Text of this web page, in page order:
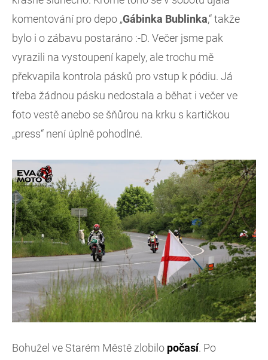
komentování pro depo „Gábinka Bublinka,“ takže
bylo i o zábavu postaráno :-D. Večer jsme pak
vyrazili na vystoupení kapely, ale trochu mě
překvapila kontrola pásků pro vstup k pódiu. Já
třeba žádnou pásku nedostala a běhat i večer ve
foto vestě anebo se šňůrou na krku s kartičkou
„press“ není úplně pohodlné.
Bohužel ve Starém Městě zlobilo počasí. Po